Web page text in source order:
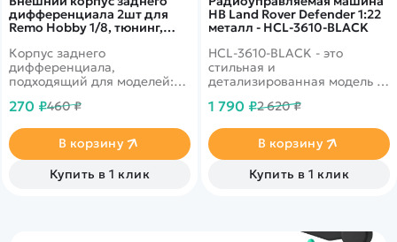
дифференциала 2шт для
Remo Hobby 1/8, тюнинг,
Корпус заднего
дифференциала,
подходящий для моделей:
RH8035, RH8081, RH8085,
RH1025, RH1021.
270 ₽460 ₽
В корзину
Купить в 1 клик
HB Land Rover Defender 1:22
металл - HCL-3610-BLACK
HCL-3610-BLACK - это
стильная и
детализированная модель с
светодиодной подсветкой
парогенератором с
подсветкой.
Открывающиеся двери,
капот и багажник делают
1 790 ₽2 620 ₽
В корзину
Купить в 1 клик